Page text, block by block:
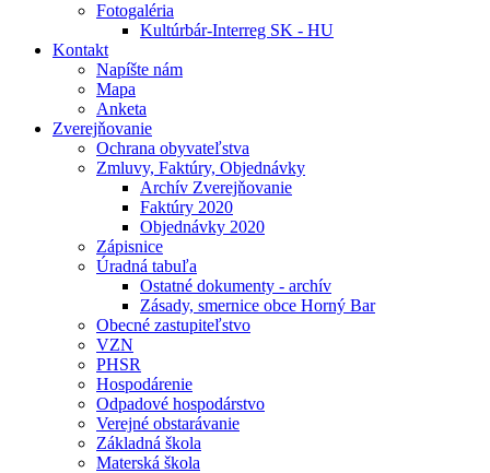
Fotogaléria
Kultúrbár-Interreg SK - HU
Kontakt
Napíšte nám
Mapa
Anketa
Zverejňovanie
Ochrana obyvateľstva
Zmluvy, Faktúry, Objednávky
Archív Zverejňovanie
Faktúry 2020
Objednávky 2020
Zápisnice
Úradná tabuľa
Ostatné dokumenty - archív
Zásady, smernice obce Horný Bar
Obecné zastupiteľstvo
VZN
PHSR
Hospodárenie
Odpadové hospodárstvo
Verejné obstarávanie
Základná škola
Materská škola